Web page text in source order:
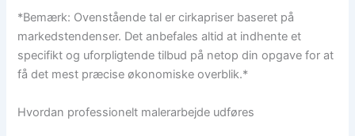
*Bemærk: Ovenstående tal er cirkapriser baseret på
markedstendenser. Det anbefales altid at indhente et
specifikt og uforpligtende tilbud på netop din opgave for at
få det mest præcise økonomiske overblik.*
Hvordan professionelt malerarbejde udføres